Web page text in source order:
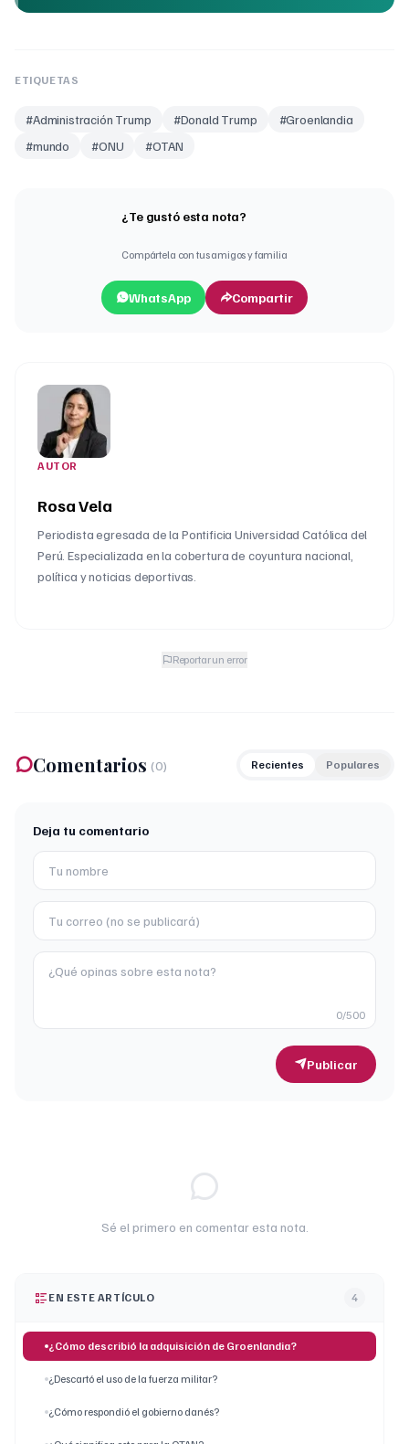
ETIQUETAS
#Administración Trump #Donald Trump #Groenlandia
#mundo #ONU #OTAN
¿Te gustó esta nota?
Compártela con tus amigos y familia
WhatsApp Compartir
AUTOR
Rosa Vela
Periodista egresada de la Pontificia Universidad Católica del
Perú. Especializada en la cobertura de coyuntura nacional,
política y noticias deportivas.
Reportar un error
Comentarios (0) Recientes Populares
Deja tu comentario
0/500
Publicar
Sé el primero en comentar esta nota.
EN ESTE ARTÍCULO 4
¿Cómo describió la adquisición de Groenlandia?
¿Descartó el uso de la fuerza militar?
¿Cómo respondió el gobierno danés?